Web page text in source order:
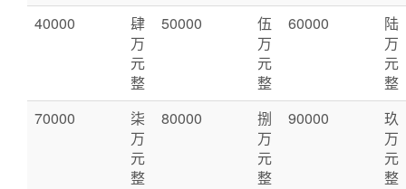
40000
肆
万
元
整
50000
伍
万
元
整
60000
陆
万
元
整
70000
柒
万
元
整
80000
捌
万
元
整
90000
玖
万
元
整